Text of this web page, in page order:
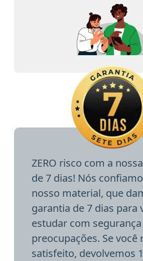
ZERO risco com a
de 7 dias! Nós
nosso material, que
garantia de 7 dias para
estudar com
preocupações. Se você
satisfeito, devolvemos